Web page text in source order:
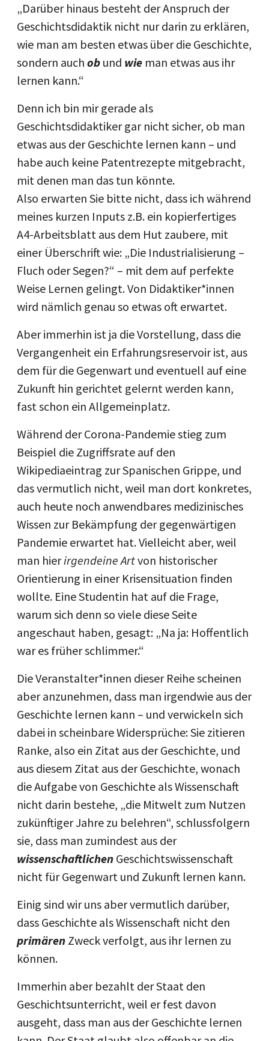
„Darüber hinaus besteht der Anspruch der
Geschichtsdidaktik nicht nur darin zu erklären,
wie man am besten etwas über die Geschichte,
sondern auch ob und wie man etwas aus ihr
lernen kann.“
Denn ich bin mir gerade als
Geschichtsdidaktiker gar nicht sicher, ob man
etwas aus der Geschichte lernen kann – und
habe auch keine Patentrezepte mitgebracht,
mit denen man das tun könnte.
Also erwarten Sie bitte nicht, dass ich während
meines kurzen Inputs z.B. ein kopierfertiges
A4-Arbeitsblatt aus dem Hut zaubere, mit
einer Überschrift wie: „Die Industrialisierung –
Fluch oder Segen?“ – mit dem auf perfekte
Weise Lernen gelingt. Von Didaktiker*innen
wird nämlich genau so etwas oft erwartet.
Aber immerhin ist ja die Vorstellung, dass die
Vergangenheit ein Erfahrungsreservoir ist, aus
dem für die Gegenwart und eventuell auf eine
Zukunft hin gerichtet gelernt werden kann,
fast schon ein Allgemeinplatz.
Während der Corona-Pandemie stieg zum
Beispiel die Zugriffsrate auf den
Wikipediaeintrag zur Spanischen Grippe, und
das vermutlich nicht, weil man dort konkretes,
auch heute noch anwendbares medizinisches
Wissen zur Bekämpfung der gegenwärtigen
Pandemie erwartet hat. Vielleicht aber, weil
man hierirgendeine Artvon historischer
Orientierung in einer Krisensituation finden
wollte. Eine Studentin hat auf die Frage,
warum sich denn so viele diese Seite
angeschaut haben, gesagt: „Na ja: Hoffentlich
war es früher schlimmer.“
Die Veranstalter*innen dieser Reihe scheinen
aber anzunehmen, dass man irgendwie aus der
Geschichte lernen kann – und verwickeln sich
dabei in scheinbare Widersprüche: Sie zitieren
Ranke, also ein Zitat aus der Geschichte, und
aus diesem Zitat aus der Geschichte, wonach
die Aufgabe von Geschichte als Wissenschaft
nicht darin bestehe, „die Mitwelt zum Nutzen
zukünftiger Jahre zu belehren“, schlussfolgern
sie, dass man zumindest aus der
wissenschaftlichen Geschichtswissenschaft
nicht für Gegenwart und Zukunft lernen kann.
Einig sind wir uns aber vermutlich darüber,
dass Geschichte als Wissenschaft nicht den
primären Zweck verfolgt, aus ihr lernen zu
können.
Immerhin aber bezahlt der Staat den
Geschichtsunterricht, weil er fest davon
ausgeht, dass man aus der Geschichte lernen